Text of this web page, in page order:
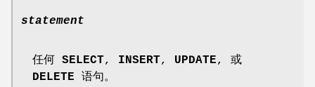
statement
任何 SELECT, INSERT, UPDATE, 或
DELETE 语句。